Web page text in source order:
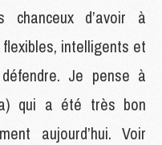
d’avoir à
intelligents et
Je pense à
qui a été très bon
aujourd’hui. Voir